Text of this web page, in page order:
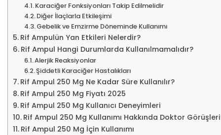
Karaciğer Fonksiyonları Takip Edilmelidir
Diğer İlaçlarla Etkileşimi
Gebelik ve Emzirme Döneminde Kullanımı
Rif Ampulün Yan Etkileri Nelerdir?
Rif Ampul Hangi Durumlarda Kullanılmamalıdır?
Alerjik Reaksiyonlar
Şiddetli Karaciğer Hastalıkları
Rif Ampul 250 Mg Ne Kadar Süre Kullanılır?
Rif Ampul 250 Mg Fiyatı 2025
Rif Ampul 250 Mg Kullanıcı Deneyimleri
Rif Ampul 250 Mg Kullanımı Hakkında Doktor Görüşleri
Rif Ampul 250 Mg İçin Kullanımı